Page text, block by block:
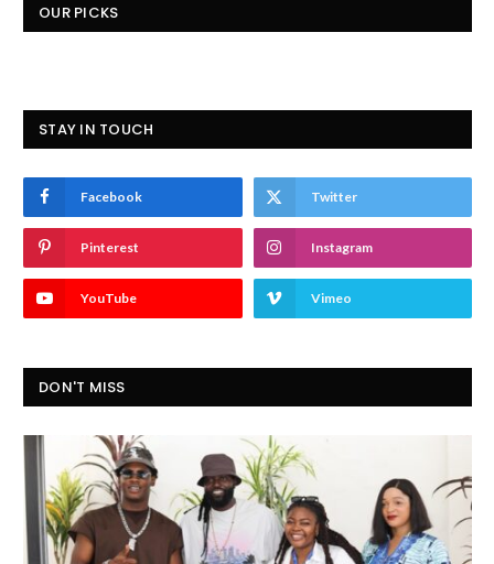
OUR PICKS
STAY IN TOUCH
Facebook Twitter
Pinterest Instagram
YouTube Vimeo
DON'T MISS